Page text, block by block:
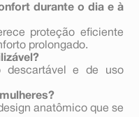
durante o dia e à
proteção eficiente
prolongado.
descartável e de uso
anatômico que se